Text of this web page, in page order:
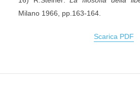
Milano 1966, pp.163-164.
Scarica PDF